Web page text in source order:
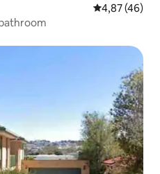
საშუალო
4,87 (46)